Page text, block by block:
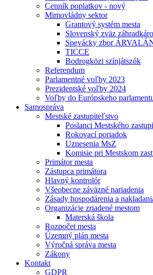
Cenník poplatkov - nový
Mimovládny sektor
Grantový systém mesta
Slovenský zväz
Spevácky zbor
TICCE
Bodrogközi színjátszók
Referendum
Parlamentné voľby 2023
Prezidentské voľby 2024
Voľby do Európskeho
Samospráva
Mestské zastupiteľstvo
Poslanci Mestského
Rokovací poriadok
Uznesenia MsZ
Komisie pri Mestskom
Primátor mesta
Zástupca primátora
Hlavný kontrolór
Všeobecne záväzné nariadenia
Zásady hospodárenia a
Organizácie zriadené mestom
Materská škola
Rozpočet mesta
Územný plán mesta
Výročná správa mesta
Zákony
Kontakt
GDPR